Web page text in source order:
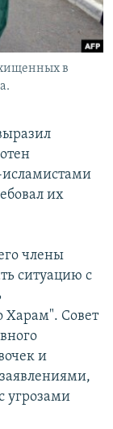
в
их
члены
ситуацию с
Харам". Совет
и
угрозами